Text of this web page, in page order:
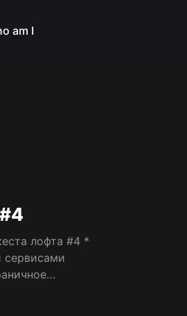
am I
лофта #4 *
сервисами
с